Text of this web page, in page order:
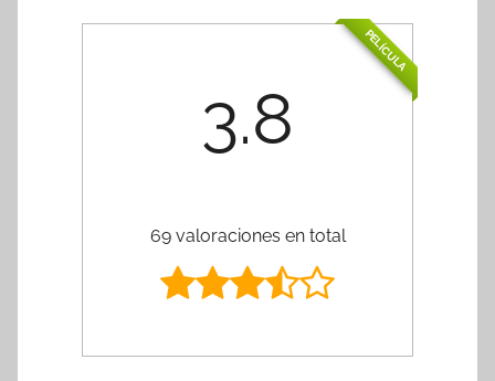
PELÍCULA
3.8
69 valoraciones en total